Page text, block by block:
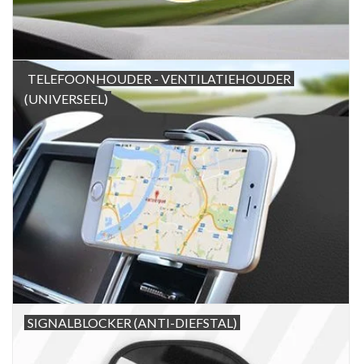
TELEFOONHOUDER - VENTILATIEHOUDER
(UNIVERSEEL)
SIGNALBLOCKER (ANTI-DIEFSTAL)